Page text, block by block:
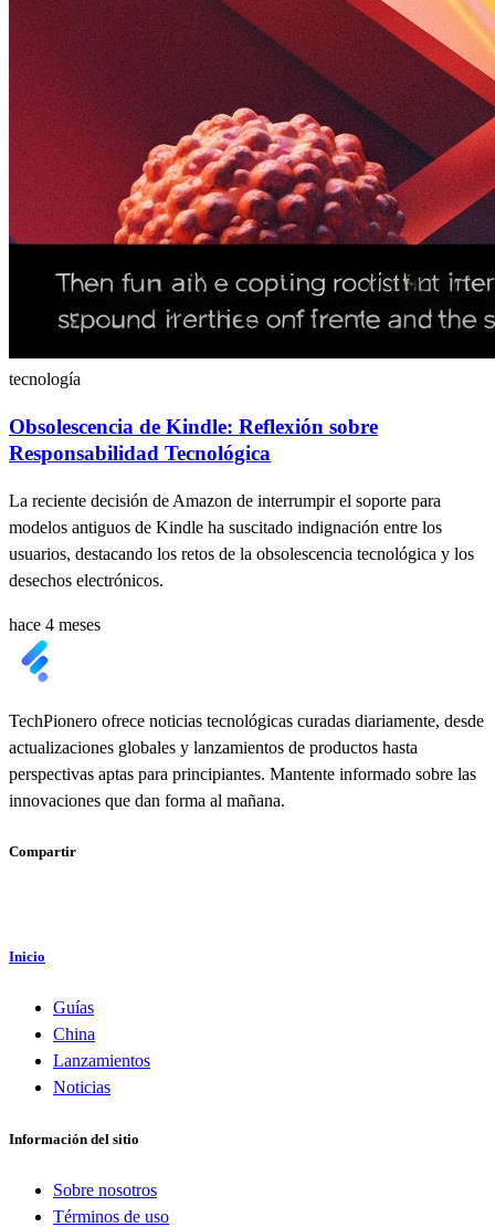
tecnología
Obsolescencia de Kindle: Reflexión sobre
Responsabilidad Tecnológica
La reciente decisión de Amazon de interrumpir el soporte para
modelos antiguos de Kindle ha suscitado indignación entre los
usuarios, destacando los retos de la obsolescencia tecnológica y los
desechos electrónicos.
hace 4 meses
TechPionero ofrece noticias tecnológicas curadas diariamente, desde
actualizaciones globales y lanzamientos de productos hasta
perspectivas aptas para principiantes. Mantente informado sobre las
innovaciones que dan forma al mañana.
Compartir
Inicio
Guías
China
Lanzamientos
Noticias
Información del sitio
Sobre nosotros
Términos de uso